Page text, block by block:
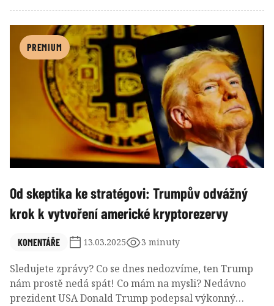
značnoupozornost investorů a analytiků po celém
světě, neboť způsobil ztráty většině klasických
portfolií.
PREMIUM
Od skeptika ke stratégovi: Trumpův odvážný
krok k vytvoření americké kryptorezervy
KOMENTÁŘE 13.03.2025 3 minuty
Sledujete zprávy? Co se dnes nedozvíme, ten Trump
nám prostě nedá spát! Co mám na mysli? Nedávno
prezident USA Donald Trump podepsal výkonný